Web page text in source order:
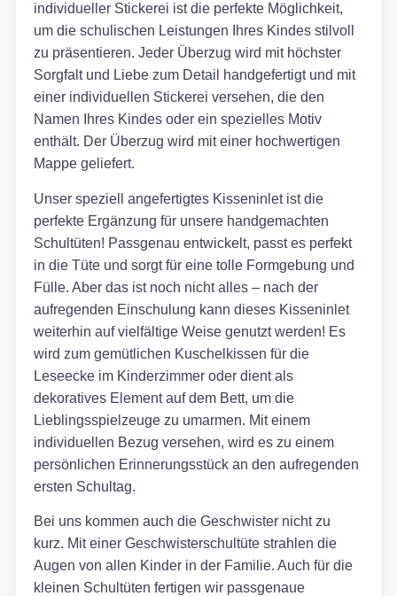
individueller Stickerei ist die perfekte Möglichkeit,
um die schulischen Leistungen Ihres Kindes stilvoll
zu präsentieren. Jeder Überzug wird mit höchster
Sorgfalt und Liebe zum Detail handgefertigt und mit
einer individuellen Stickerei versehen, die den
Namen Ihres Kindes oder ein spezielles Motiv
enthält. Der Überzug wird mit einer hochwertigen
Mappe geliefert.
Unser speziell angefertigtes Kisseninlet ist die
perfekte Ergänzung für unsere handgemachten
Schultüten! Passgenau entwickelt, passt es perfekt
in die Tüte und sorgt für eine tolle Formgebung und
Fülle. Aber das ist noch nicht alles – nach der
aufregenden Einschulung kann dieses Kisseninlet
weiterhin auf vielfältige Weise genutzt werden! Es
wird zum gemütlichen Kuschelkissen für die
Leseecke im Kinderzimmer oder dient als
dekoratives Element auf dem Bett, um die
Lieblingsspielzeuge zu umarmen. Mit einem
individuellen Bezug versehen, wird es zu einem
persönlichen Erinnerungsstück an den aufregenden
ersten Schultag.
Bei uns kommen auch die Geschwister nicht zu
kurz. Mit einer Geschwisterschultüte strahlen die
Augen von allen Kinder in der Familie. Auch für die
kleinen Schultüten fertigen wir passgenaue